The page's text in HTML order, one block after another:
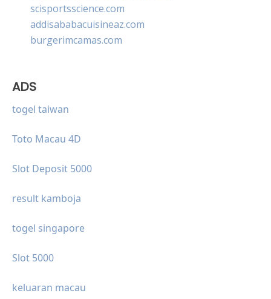
scisportsscience.com
addisababacuisineaz.com
burgerimcamas.com
ADS
togel taiwan
Toto Macau 4D
Slot Deposit 5000
result kamboja
togel singapore
Slot 5000
keluaran macau